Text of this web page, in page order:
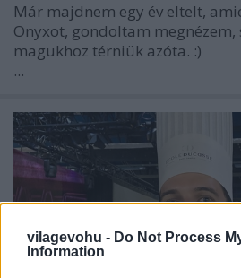
vilagevohu - Do Not Process
Information
Már majdnem egy év eltelt,
Onyxot, gondoltam
magukhoz térniük azóta. :)
...